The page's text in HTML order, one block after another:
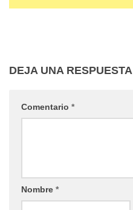
DEJA UNA RESPUESTA
Comentario *
Nombre *